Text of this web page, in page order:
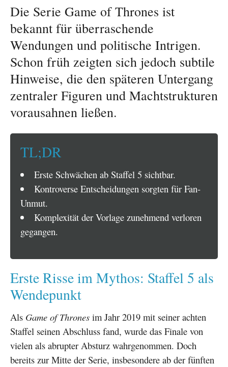
Die Serie Game of Thrones ist
bekannt für überraschende
Wendungen und politische Intrigen.
Schon früh zeigten sich jedoch subtile
Hinweise, die den späteren Untergang
zentraler Figuren und Machtstrukturen
vorausahnen ließen.
TL;DR
Erste Schwächen ab Staffel 5 sichtbar.
Kontroverse Entscheidungen sorgten für Fan-
Unmut.
Komplexität der Vorlage zunehmend verloren
gegangen.
Erste Risse im Mythos: Staffel 5 als
Wendepunkt
Als Game of Thrones im Jahr 2019 mit seiner achten
Staffel seinen Abschluss fand, wurde das Finale von
vielen als abrupter Absturz wahrgenommen. Doch
bereits zur Mitte der Serie, insbesondere ab der fünften